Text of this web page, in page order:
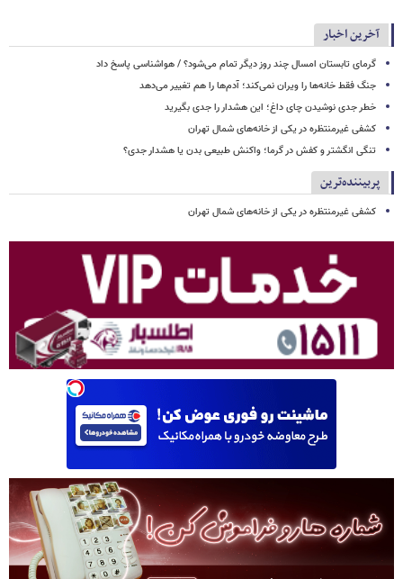
آخرین اخبار
گرمای تابستان امسال چند روز دیگر تمام می‌شود؟ / هواشناسی پاسخ داد
جنگ فقط خانه‌ها را ویران نمی‌کند؛ آدم‌ها را هم تغییر می‌دهد
خطر جدی نوشیدن چای داغ؛ این هشدار را جدی بگیرید
کشفی غیرمنتظره در یکی از خانه‌های شمال تهران
تنگی انگشتر و کفش در گرما؛ واکنش طبیعی بدن یا هشدار جدی؟
پربیننده‌ترین
کشفی غیرمنتظره در یکی از خانه‌های شمال تهران